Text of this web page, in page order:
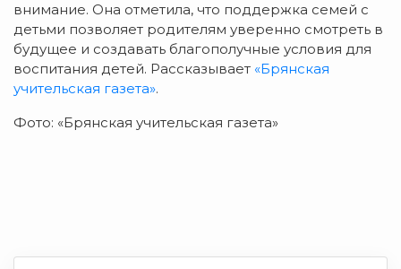
внимание. Она отметила, что поддержка семей с
детьми позволяет родителям уверенно смотреть в
будущее и создавать благополучные условия для
воспитания детей. Рассказывает «Брянская
учительская газета».
Фото: «Брянская учительская газета»